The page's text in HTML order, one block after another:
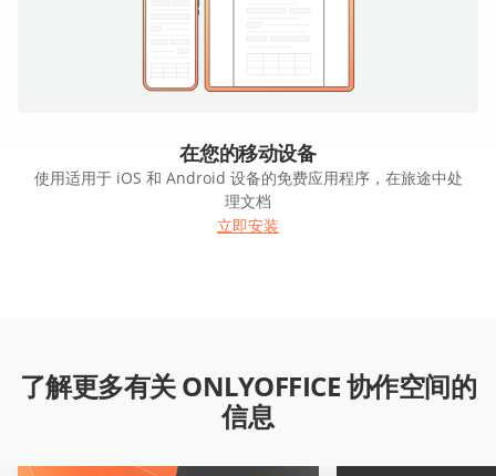
在您的移动设备
使用适用于 iOS 和 Android 设备的免费应用程序，在旅途中处
理文档
立即安装
了解更多有关 ONLYOFFICE 协作空间的
信息